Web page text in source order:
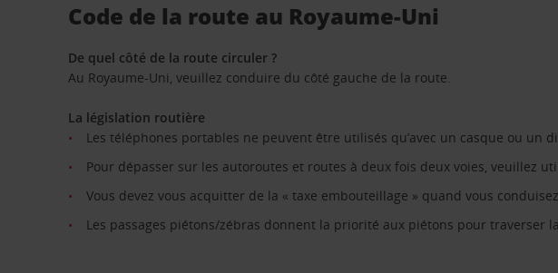
Code de la route au Royaume-Uni
De quel côté de la route circuler ?
Au Royaume-Uni, veuillez conduire du côté gauche de la route.
La législation routière
Les téléphones portables ne peuvent être utilisés qu’avec un casque ou un
Pour dépasser sur les autoroutes et routes à deux fois deux voies, veuillez
Vous devez vous acquitter de la « taxe embouteillage » quand vous
Les passages piétons/zébras donnent la priorité aux piétons pour traverser